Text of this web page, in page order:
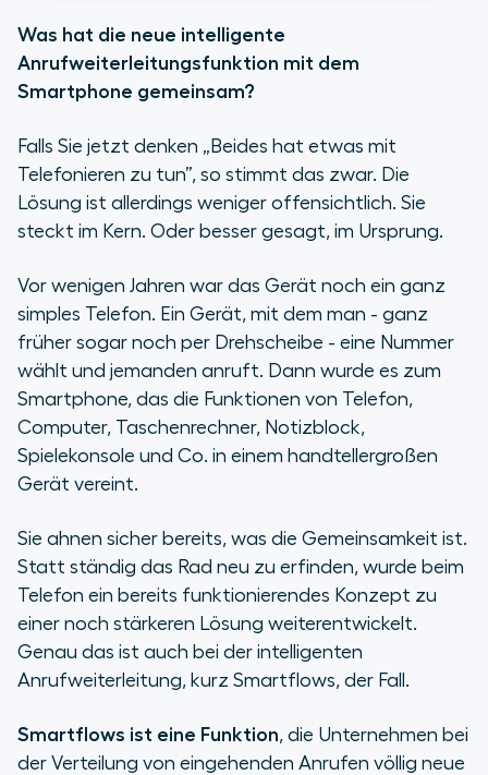
Was ist die neue intelligente
unterscheidet sie sich von der
klassischen Variante?
So funktioniert Smartflows
Case Study: Wie Tra Tra Travel mit
smarter Anrufweiterleitung seine
Kundenreisen im doppelten Sinne
verbessern kann
Die Lösung: intelligente
Anrufweiterleitung
Mit Smartflows verleiht Ihnen die
Kunden zu verwandeln
Was hat die neue intelligente
Anrufweiterleitungsfunktion mit dem
Smartphone gemeinsam?
Falls Sie jetzt denken „ Beides hat etwas mit
Telefonieren zu tun”, so stimmt das zwar. Die
Lösung ist allerdings weniger offensichtlich. Sie
steckt im Kern. Oder besser gesagt, im Ursprung.
Vor wenigen Jahren war das Gerät noch ein ganz
simples Telefon. Ein Gerät, mit dem man - ganz
früher sogar noch per Drehscheibe - eine Nummer
wählt und jemanden anruft. Dann wurde es zum
Smartphone, das die Funktionen von Telefon,
Computer, Taschenrechner, Notizblock,
Spielekonsole und Co. in einem handtellergroßen
Gerät vereint.
Sie ahnen sicher bereits, was die Gemeinsamkeit ist.
Statt ständig das Rad neu zu erfinden, wurde beim
Telefon ein bereits funktionierendes Konzept zu
einer noch stärkeren Lösung weiterentwickelt.
Genau das ist auch bei der intelligenten
Anrufweiterleitung, kurz Smartflows, der Fall.
Smartflows ist eine Funktion, die Unternehmen bei
der Verteilung von eingehenden Anrufen völlig neue